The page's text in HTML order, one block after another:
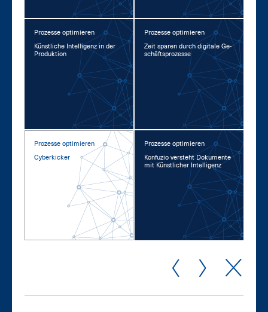
Prozesse optimieren
Künst­li­che In­tel­li­genz in der
Pro­duk­ti­on
Prozesse optimieren
Zeit spa­ren durch di­gi­ta­le Ge­
schäfts­pro­zes­se
Prozesse optimieren
Cy­ber­ki­cker
Prozesse optimieren
Kon­fu­zio ver­steht Do­ku­men­te
mit Künst­li­cher In­tel­li­genz